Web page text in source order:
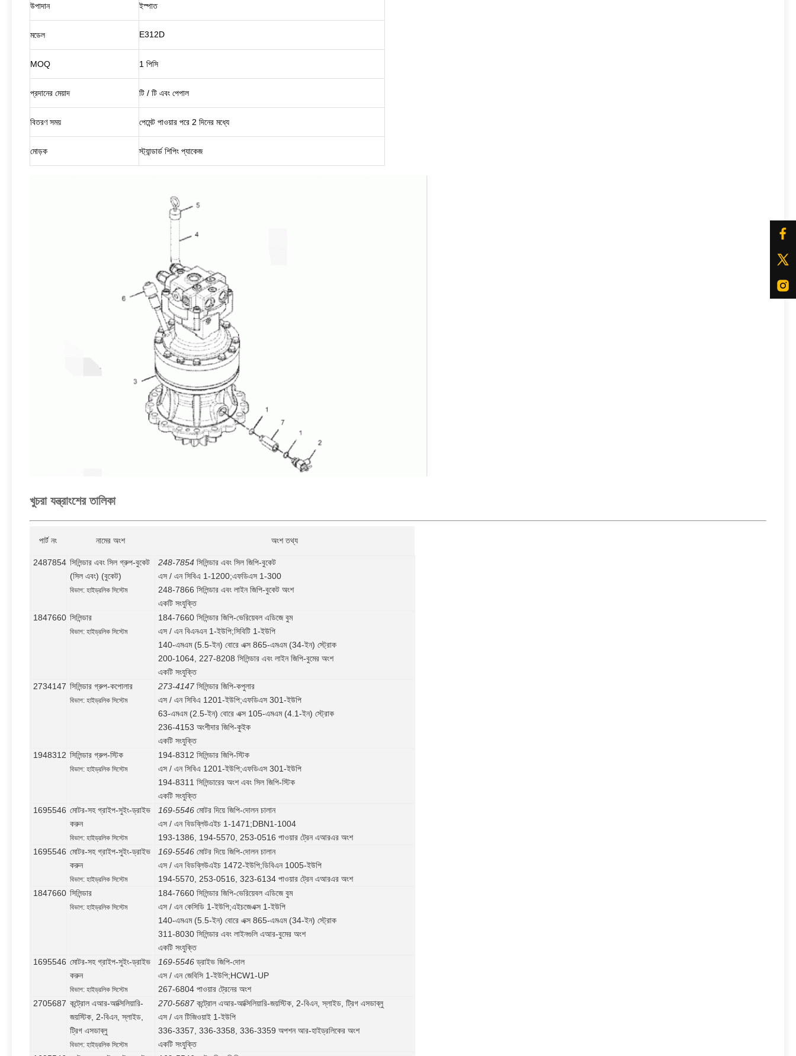
উপাদান ইস্পাত
মডেল E312D
MOQ 1 পিসি
প্রদানের মেয়াদ টি / টি এবং পেপাল
বিতরণ সময় পেমেন্ট পাওয়ার পরে 2 দিনের মধ্যে
মোড়ক স্ট্যান্ডার্ড শিপিং প্যাকেজ
খুচরা যন্ত্রাংশের তালিকা
পার্ট নং নামের অংশ অংশ তথ্য
2487854 সিলিন্ডার এবং সিল গ্রুপ-বুকেট
(সিল এবং) (বুকেট)
বিভাগ: হাইড্রলিক সিস্টেম
248-7854 সিলিন্ডার এবং সিল জিপি-বুকেট
এস / এন সিবিএ 1-1200;এফডিএস 1-300
248-7866 সিলিন্ডার এবং লাইন জিপি-বুকেট অংশ
একটি সংযুক্তি
1847660 সিলিন্ডার
বিভাগ: হাইড্রলিক সিস্টেম
184-7660 সিলিন্ডার জিপি-ভেরিয়েবল এডিজে বুম
এস / এন বিএনএন 1-ইউপি;সিবিটি 1-ইউপি
140-এমএম (5.5-ইন) বোরে এক্স 865-এমএম (34-ইন) স্ট্রোক
200-1064, 227-8208 সিলিন্ডার এবং লাইন জিপি-বুমের অংশ
একটি সংযুক্তি
2734147 সিলিন্ডার গ্রুপ-কপোলার
বিভাগ: হাইড্রলিক সিস্টেম
273-4147সিলিন্ডার জিপি-কপুলার
এস / এন সিবিএ 1201-ইউপি;এফডিএস 301-ইউপি
63-এমএম (2.5-ইন) বোরে এক্স 105-এমএম (4.1-ইন) স্ট্রোক
236-4153 অংশীদার জিপি-কুইক
একটি সংযুক্তি
1948312 সিলিন্ডার গ্রুপ-স্টিক
বিভাগ: হাইড্রলিক সিস্টেম
194-8312 সিলিন্ডার জিপি-স্টিক
এস / এন সিবিএ 1201-ইউপি;এফডিএস 301-ইউপি
194-8311 সিলিন্ডারের অংশ এবং সিল জিপি-স্টিক
একটি সংযুক্তি
1695546 মোটর-সহ গ্রাইপ-সুইং-ড্রাইভ
করুন
বিভাগ: হাইড্রলিক সিস্টেম
169-5546 মোটর দিয়ে জিপি-দোলন চালান
এস / এন বিডব্লিউএইচ 1-1471;DBN1-1004
193-1386, 194-5570, 253-0516 পাওয়ার ট্রেন এআরএর অংশ
1695546 মোটর-সহ গ্রাইপ-সুইং-ড্রাইভ
করুন
বিভাগ: হাইড্রলিক সিস্টেম
169-5546 মোটর দিয়ে জিপি-দোলন চালান
এস / এন বিডব্লিউএইচ 1472-ইউপি;ডিবিএন 1005-ইউপি
194-5570, 253-0516, 323-6134 পাওয়ার ট্রেন এআরএর অংশ
1847660 সিলিন্ডার
বিভাগ: হাইড্রলিক সিস্টেম
184-7660 সিলিন্ডার জিপি-ভেরিয়েবল এডিজে বুম
এস / এন কেসিডি 1-ইউপি;এইচজেএক্স 1-ইউপি
140-এমএম (5.5-ইন) বোরে এক্স 865-এমএম (34-ইন) স্ট্রোক
311-8030 সিলিন্ডার এবং লাইনগুলি এআর-বুমের অংশ
একটি সংযুক্তি
1695546 মোটর-সহ গ্রাইপ-সুইং-ড্রাইভ
করুন
বিভাগ: হাইড্রলিক সিস্টেম
169-5546ড্রাইভ জিপি-দোল
এস / এন জেবিসি 1-ইউপি;HCW1-UP
267-6804 পাওয়ার ট্রেনের অংশ
2705687 কন্ট্রোল এআর-আক্সিলিয়ারি-
জয়স্টিক, 2-বিএন, স্লাইড,
ট্রিগ এসডাব্লু
বিভাগ: হাইড্রলিক সিস্টেম
270-5687কন্ট্রোল এআর-আক্সিলিয়ারি-জয়স্টিক, 2-বিএন, স্লাইড, ট্রিগ এসডাব্লু
এস / এন টিজিওয়াই 1-ইউপি
336-3357, 336-3358, 336-3359 অপশন আর-হাইড্রলিকের অংশ
একটি সংযুক্তি